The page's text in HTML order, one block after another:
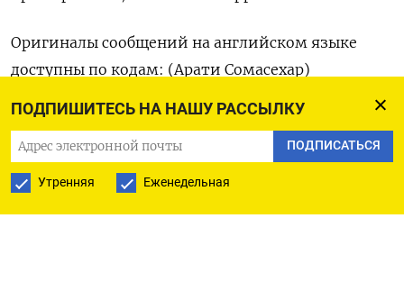
ПОДПИШИТЕСЬ НА НАШУ РАССЫЛКУ
ПОДПИСАТЬСЯ
Утренняя Еженедельная
Оригиналы сообщений на английском языке
доступны по кодам: (Арати Сомасехар)
ПОДПИСАТЬСЯ НА ТЕЛЕГРАМ